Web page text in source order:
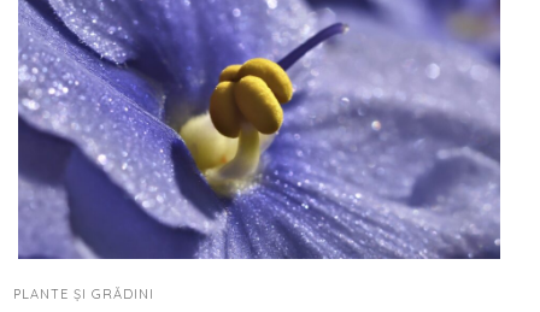
PLANTE ȘI GRĂDINI